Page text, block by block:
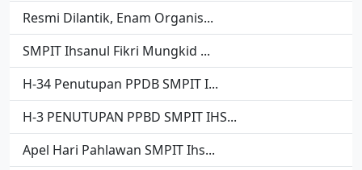
Resmi Dilantik, Enam Organis...
SMPIT Ihsanul Fikri Mungkid ...
H-34 Penutupan PPDB SMPIT I...
H-3 PENUTUPAN PPBD SMPIT IHS...
Apel Hari Pahlawan SMPIT Ihs...